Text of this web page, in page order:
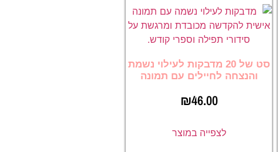
סט של 20 מדבקות לעילוי נשמת
והנצחה לחיילים עם תמונה
₪46.00
לצפייה במוצר